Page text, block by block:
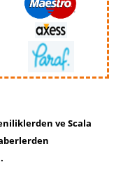
ve Scala